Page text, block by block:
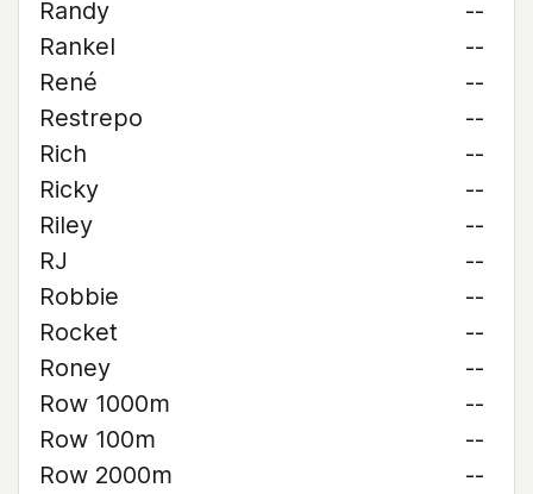
Randy
--
Rankel
--
René
--
Restrepo
--
Rich
--
Ricky
--
Riley
--
RJ
--
Robbie
--
Rocket
--
Roney
--
Row 1000m
--
Row 100m
--
Row 2000m
--